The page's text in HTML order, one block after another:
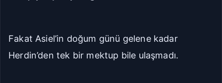
Fakat Asiel’in doğum günü gelene kadar
Herdin’den tek bir mektup bile ulaşmadı.